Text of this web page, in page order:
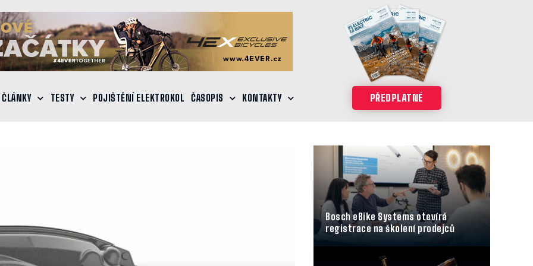
ČLÁNKY TESTY POJIŠTĚNÍ ELEKTROKOL ČASOPIS KONTAKTY PŘEDPLATNÉ
Bosch eBike Systems otevírá
registrace na školení prodejců